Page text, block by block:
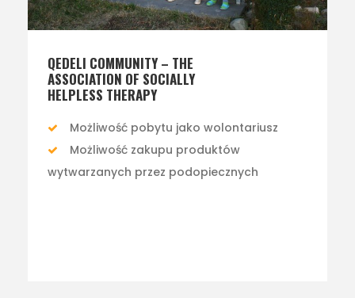
QEDELI COMMUNITY – THE
ASSOCIATION OF SOCIALLY
HELPLESS THERAPY
Możliwość pobytu jako wolontariusz
Możliwość zakupu produktów
wytwarzanych przez podopiecznych